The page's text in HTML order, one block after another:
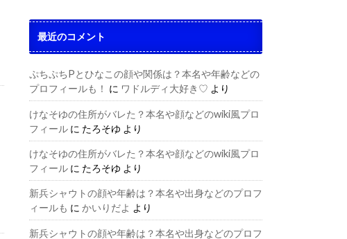
最近のコメント
ぷちぷちPとひなこの顔や関係は？本名や年齢などの
プロフィールも！ に ワドルディ大好き♡ より
けなそゆの住所がバレた？本名や顔などのwiki風プロ
フィール に たろそゆ より
けなそゆの住所がバレた？本名や顔などのwiki風プロ
フィール に たろそゆ より
新兵シャウトの顔や年齢は？本名や出身などのプロフ
ィールも に かいりだよ より
新兵シャウトの顔や年齢は？本名や出身などのプロフ